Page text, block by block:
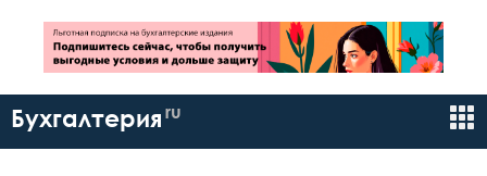
Бухгалтерия ru